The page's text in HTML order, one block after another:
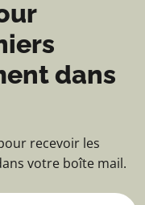
dans
recevoir les
votre boîte mail.